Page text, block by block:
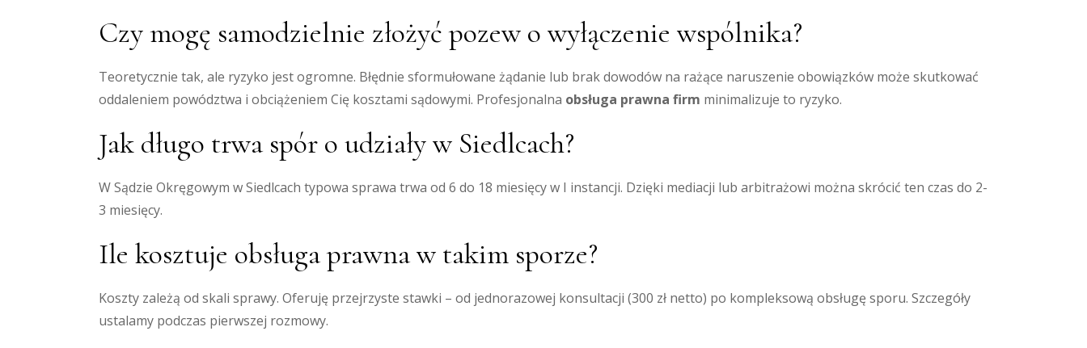
Czy mogę samodzielnie złożyć pozew o wyłączenie wspólnika?
Teoretycznie tak, ale ryzyko jest ogromne. Błędnie sformułowane żądanie lub brak dowodów na rażące naruszenie obowiązków może skutkować
oddaleniem powództwa i obciążeniem Cię kosztami sądowymi. Profesjonalna obsługa prawna firm minimalizuje to ryzyko.
Jak długo trwa spór o udziały w Siedlcach?
W Sądzie Okręgowym w Siedlcach typowa sprawa trwa od 6 do 18 miesięcy w I instancji. Dzięki mediacji lub arbitrażowi można skrócić ten czas do 2-
3 miesięcy.
Ile kosztuje obsługa prawna w takim sporze?
Koszty zależą od skali sprawy. Oferuję przejrzyste stawki – od jednorazowej konsultacji (300 zł netto) po kompleksową obsługę sporu. Szczegóły
ustalamy podczas pierwszej rozmowy.